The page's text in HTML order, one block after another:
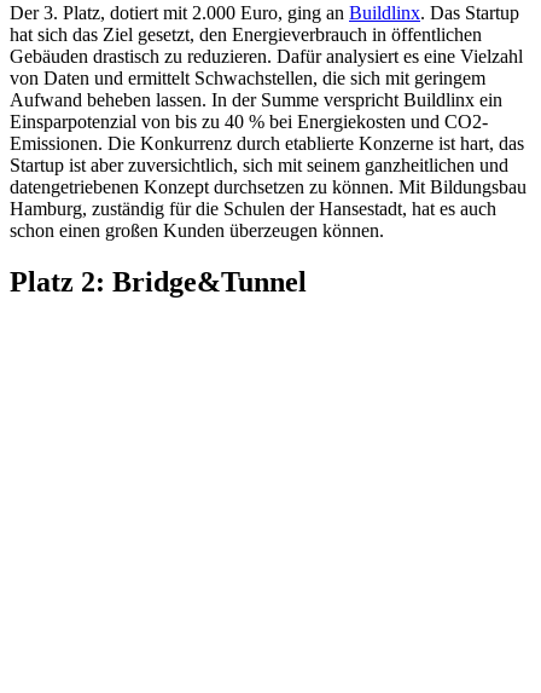
Der 3. Platz, dotiert mit 2.000 Euro, ging an Buildlinx. Das Startup
hat sich das Ziel gesetzt, den Energieverbrauch in öffentlichen
Gebäuden drastisch zu reduzieren. Dafür analysiert es eine Vielzahl
von Daten und ermittelt Schwachstellen, die sich mit geringem
Aufwand beheben lassen. In der Summe verspricht Buildlinx ein
Einsparpotenzial von bis zu 40 % bei Energiekosten und CO2-
Emissionen. Die Konkurrenz durch etablierte Konzerne ist hart, das
Startup ist aber zuversichtlich, sich mit seinem ganzheitlichen und
datengetriebenen Konzept durchsetzen zu können. Mit Bildungsbau
Hamburg, zuständig für die Schulen der Hansestadt, hat es auch
schon einen großen Kunden überzeugen können.
Platz 2: Bridge&Tunnel